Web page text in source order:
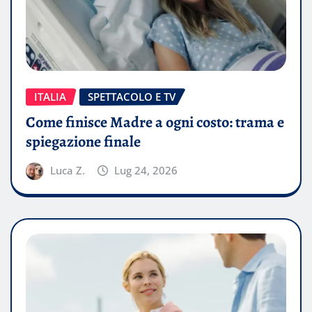
ITALIA SPETTACOLO E TV
Come finisce Madre a ogni costo: trama e
spiegazione finale
Luca Z. Lug 24, 2026